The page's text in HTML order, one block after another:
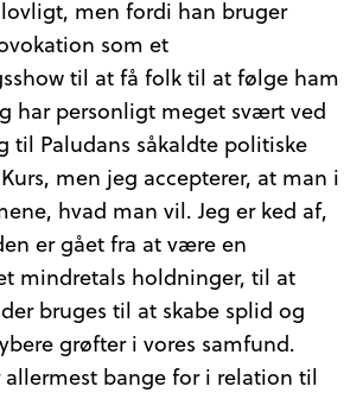
men fordi han bruger
som et
til at få folk til at følge ham
har personligt meget svært ved
til Paludans såkaldte politiske
men jeg accepterer, at man i
hvad man vil. Jeg er ked af,
er gået fra at være en
mindretals holdninger, til at
bruges til at skabe splid og
grøfter i vores samfund.
allermest bange for i relation til